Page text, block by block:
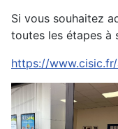
Si vous souhaitez
toutes les étapes à
https://